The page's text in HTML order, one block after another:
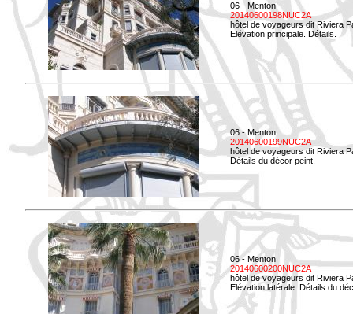
06 - Menton
20140600198NUC2A
hôtel de voyageurs dit Riviera
Elévation principale. Détails.
06 - Menton
20140600199NUC2A
hôtel de voyageurs dit Riviera
Détails du décor peint.
06 - Menton
20140600200NUC2A
hôtel de voyageurs dit Riviera
Elévation latérale. Détails du